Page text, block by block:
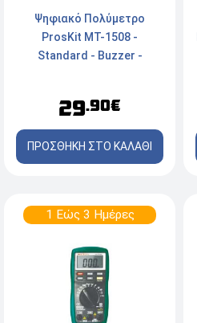
Ψηφιακό Πολύμετρο
ProsKit MT-1508 -
Standard - Buzzer -
αντικραδασμική θήκη &
φακό LED
29.90€
ΠΡΟΣΘΗΚΗ ΣΤΟ ΚΑΛΑΘΙ
1 Εώς 3 Ημέρες